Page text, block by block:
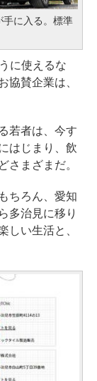
に入る。標準
に使えるな
協賛企業は、
若者は、今す
はじまり、飲
さまざまだ。
ちろん、愛知
多治見に移り
しい生活と、